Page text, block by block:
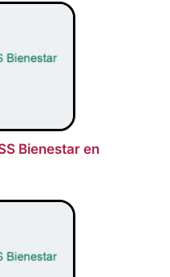
Bienestar en